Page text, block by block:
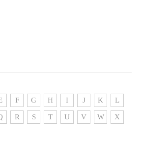
F G H I J K L
R S T U V W X